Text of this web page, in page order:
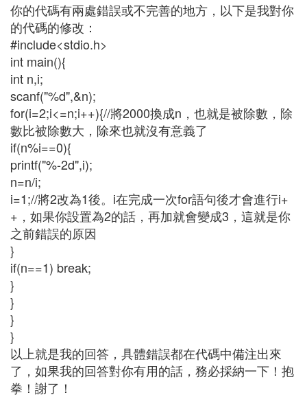
你的代碼有兩處錯誤或不完善的地方，以下是我對你
的代碼的修改：
#include<stdio.h>
int main(){
int n,i;
scanf("%d",&n);
for(i=2;i<=n;i++){//將2000換成n，也就是被除數，除
數比被除數大，除來也就沒有意義了
if(n%i==0){
printf("%-2d",i);
n=n/i;
i=1;//將2改為1後。i在完成一次for語句後才會進行i+
+，如果你設置為2的話，再加就會變成3，這就是你
之前錯誤的原因
}
if(n==1) break;
}
}
}
}
以上就是我的回答，具體錯誤都在代碼中備注出來
了，如果我的回答對你有用的話，務必採納一下！抱
拳！謝了！